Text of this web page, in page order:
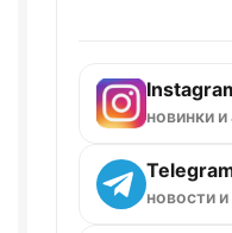
новинки и
новости